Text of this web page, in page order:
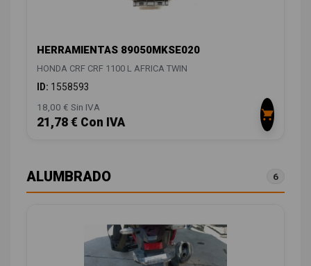
HERRAMIENTAS 89050MKSE020
HONDA CRF CRF 1100 L AFRICA TWIN
ID: 1558593
18,00 € Sin IVA
21,78 € Con IVA
ALUMBRADO 6